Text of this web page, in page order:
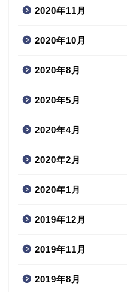
2020年11月
2020年10月
2020年8月
2020年5月
2020年4月
2020年2月
2020年1月
2019年12月
2019年11月
2019年8月